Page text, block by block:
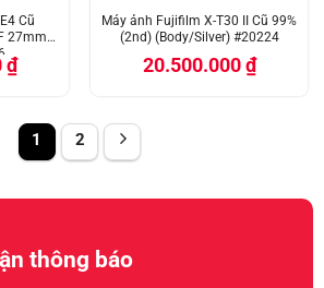
Cũ
27mm
₫
Máy ảnh Fujifilm X-T30 II Cũ 99%
(2nd) (Body/Silver) #20224
20.500.000₫
1 2
thông báo